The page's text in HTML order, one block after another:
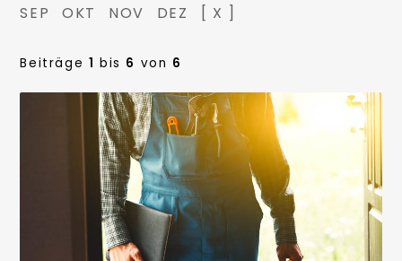
SEP
OKT NOV DEZ [ X ]
Beiträge 1 bis 6 von 6